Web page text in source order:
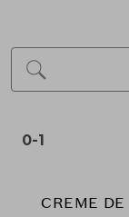
0-1
CREME